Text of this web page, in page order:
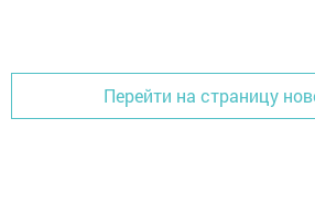
Перейти на страницу